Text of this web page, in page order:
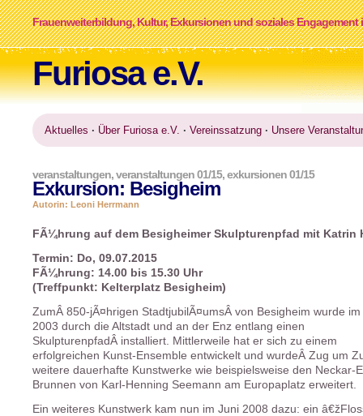
Furiosa e.V.
Frauenweiterbildung, Kultur, Exkursionen und soziales Engagement
Aktuelles · Über Furiosa e.V. · Vereinssatzung · Unsere
Exkursion: Besigheim
veranstaltungen,veranstaltungen 01/15,exkursionen 01/15
Autorin: Leoni Herrmann
FÃ¼hrung auf dem Besigheimer Skulpturenpfad mit Katrin
Termin: Do, 09.07.2015
FÃ¼hrung: 14.00 bis 15.30 Uhr
(Treffpunkt: Kelterplatz Besigheim)
ZumÂ 850-jÃ¤hrigen StadtjubilÃ¤umsÂ von Besigheim wurde
2003 durch die Altstadt und an der Enz entlang einen
SkulpturenpfadÂ installiert. Mittlerweile hat er sich zu einem
erfolgreichen Kunst-Ensemble entwickelt und wurdeÂ Zug um
weitere dauerhafte Kunstwerke wie beispielsweise den Neckar-
Brunnen von Karl-Henning Seemann am Europaplatz erweitert.
Ein weiteres Kunstwerk kam nun im Juni 2008 dazu: ein